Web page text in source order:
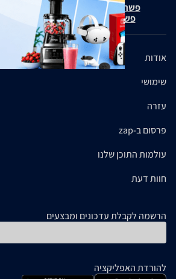
פשרה בת"צ אבנצ'יק נ' זאפ גרופ (ת"צ 23008-08-20)
פשרה בת"צ כהנים נ' זאפ גרופ (ת"צ 60371-12-19)
אודות
שימושי
עזרה
פרסום ב-zap
עולמות התוכן שלנו
חוות דעת
הרשמה לקבלת עדכונים ומבצעים
להורדת האפליקציה